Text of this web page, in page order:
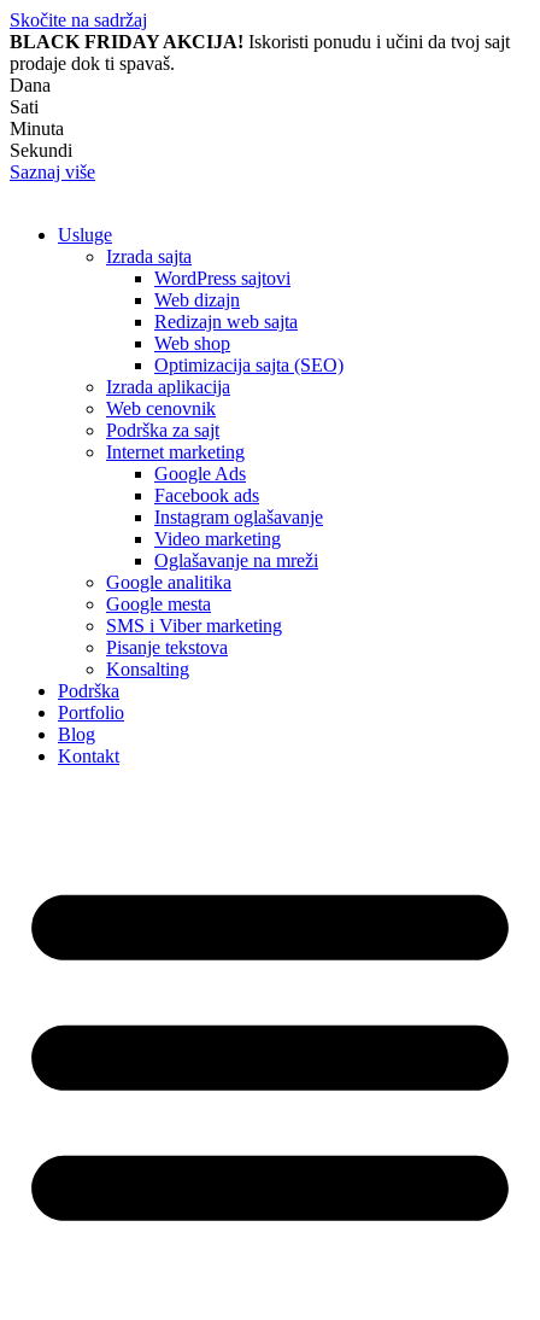
Skočite na sadržaj
BLACK FRIDAY AKCIJA! Iskoristi ponudu i učini da tvoj sajt
prodaje dok ti spavaš.
Dana
Sati
Minuta
Sekundi
Saznaj više
Usluge
Izrada sajta
WordPress sajtovi
Web dizajn
Redizajn web sajta
Web shop
Optimizacija sajta (SEO)
Izrada aplikacija
Web cenovnik
Podrška za sajt
Internet marketing
Google Ads
Facebook ads
Instagram oglašavanje
Video marketing
Oglašavanje na mreži
Google analitika
Google mesta
SMS i Viber marketing
Pisanje tekstova
Konsalting
Podrška
Portfolio
Blog
Kontakt